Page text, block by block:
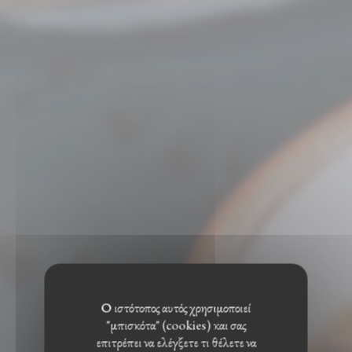
Ο ιστότοπος αυτός χρησιμοποιεί
"μπισκότα" (cookies) και σας
επιτρέπει να ελέγξετε τι θέλετε να